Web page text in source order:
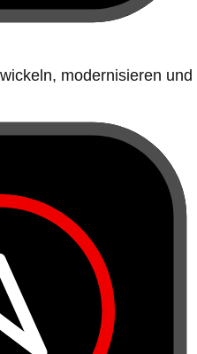
modernisieren und